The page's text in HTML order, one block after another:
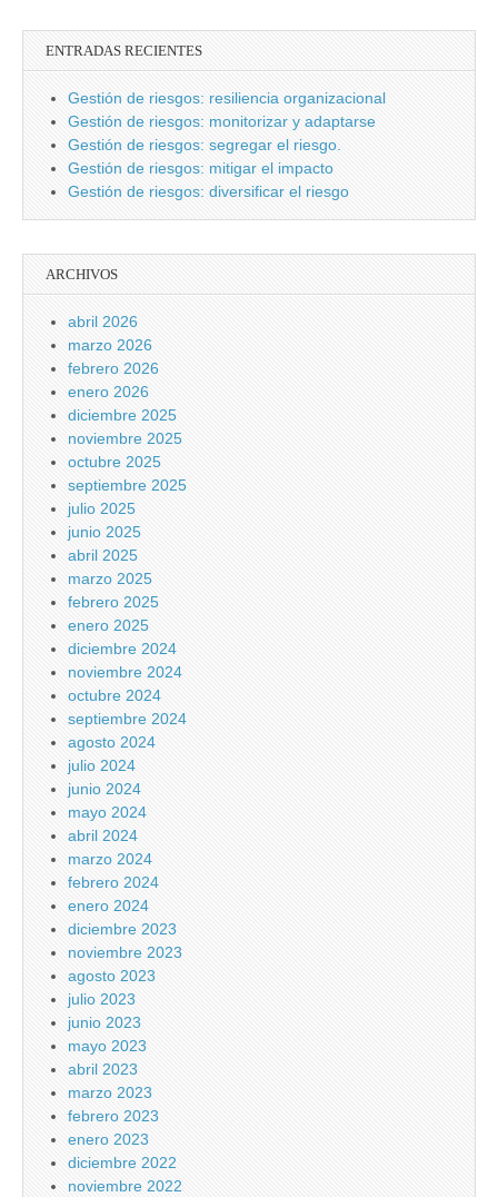
ENTRADAS RECIENTES
Gestión de riesgos: resiliencia organizacional
Gestión de riesgos: monitorizar y adaptarse
Gestión de riesgos: segregar el riesgo.
Gestión de riesgos: mitigar el impacto
Gestión de riesgos: diversificar el riesgo
ARCHIVOS
abril 2026
marzo 2026
febrero 2026
enero 2026
diciembre 2025
noviembre 2025
octubre 2025
septiembre 2025
julio 2025
junio 2025
abril 2025
marzo 2025
febrero 2025
enero 2025
diciembre 2024
noviembre 2024
octubre 2024
septiembre 2024
agosto 2024
julio 2024
junio 2024
mayo 2024
abril 2024
marzo 2024
febrero 2024
enero 2024
diciembre 2023
noviembre 2023
agosto 2023
julio 2023
junio 2023
mayo 2023
abril 2023
marzo 2023
febrero 2023
enero 2023
diciembre 2022
noviembre 2022